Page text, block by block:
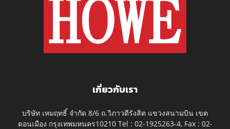
เกี่ยวกับเรา
บริษัท เหมฤทธิ์ จำกัด 8/6 ถ.วิภาวดีรังสิต แขวงสนามบิน เขต
ดอนเมือง กรุงเทพมหนคร10210 Tel : 02-1925263-4, Fax : 02-